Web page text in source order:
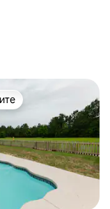
на гостите“